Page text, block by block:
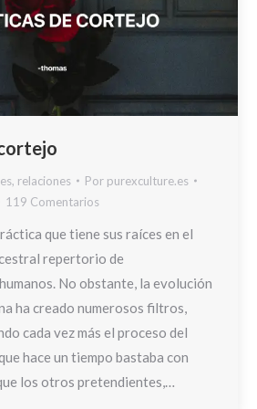
, relaciones Por purexculture.es
119 Comentarios
que tiene sus raíces en el
repertorio de
No obstante, la evolución
ha creado numerosos filtros,
cada vez más el proceso del
hace un tiempo bastaba con
los otros pretendientes,…